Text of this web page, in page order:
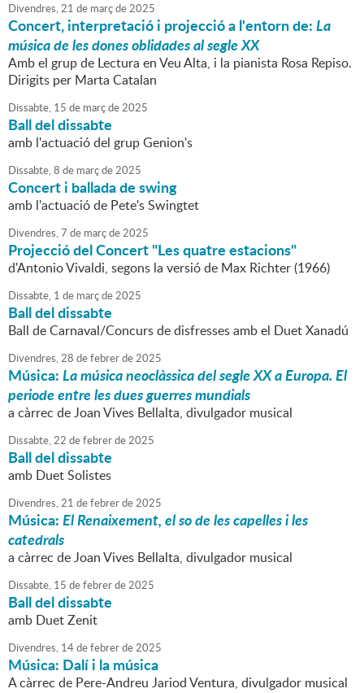
Divendres,21 de marçde2025
Concert, interpretació i projecció a l'entorn de:La
música de les dones oblidades al segle XX
Amb el grup de Lectura en Veu Alta, i la pianista Rosa Repiso.
Dirigits per Marta Catalan
Dissabte, 15 de marçde2025
Ball del dissabte
amb l'actuació del grup Genion's
Dissabte,8 de marçde2025
Concert i ballada de swing
amb l'actuació de Pete's Swingtet
Divendres,7 de marçde2025
Projecció del Concert "Les quatre estacions"
d'Antonio Vivaldi, segons la versió de Max Richter (1966)
Dissabte, 1 de marçde2025
Ball del dissabte
Ball de Carnaval/Concurs de disfresses amb el Duet Xanadú
Divendres,28 defebrerde2025
Música:La música neoclàssica del segle XX a Europa. El
periode entre les dues guerres mundials
a càrrec de Joan Vives Bellalta, divulgador musical
Dissabte,22 defebrerde2025
Ball del dissabte
amb Duet Solistes
Divendres,21 defebrerde2025
Música:El Renaixement, el so de les capelles i les
catedrals
a càrrec de Joan Vives Bellalta, divulgador musical
Dissabte, 15 defebrerde2025
Ball del dissabte
amb Duet Zenit
Divendres, 14defebrerde2025
Música: Dalí i la música
A càrrec de Pere-Andreu Jariod Ventura, divulgador musical